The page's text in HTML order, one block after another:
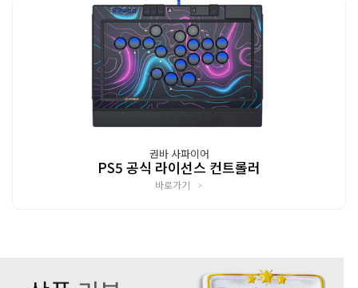
권바 사파이어
PS5 공식 라이선스 컨트롤러
바로가기 >